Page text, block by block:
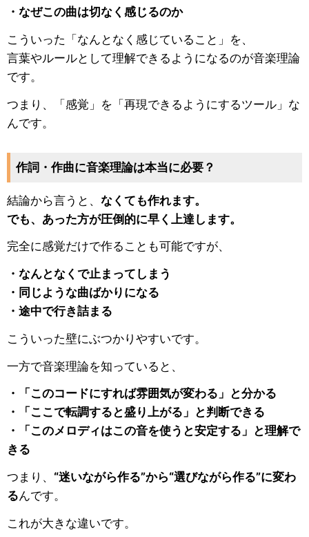
・なぜこの曲は切なく感じるのか
こういった「なんとなく感じていること」を、
言葉やルールとして理解できるようになるのが音楽理論
です。
つまり、「感覚」を「再現できるようにするツール」な
んです。
作詞・作曲に音楽理論は本当に必要？
結論から言うと、 なくても作れます。
でも、あった方が圧倒的に早く上達します。
完全に感覚だけで作ることも可能ですが、
・なんとなくで止まってしまう
・同じような曲ばかりになる
・途中で行き詰まる
こういった壁にぶつかりやすいです。
一方で音楽理論を知っていると、
・「このコードにすれば雰囲気が変わる」と分かる
・「ここで転調すると盛り上がる」と判断できる
・「このメロディはこの音を使うと安定する」と理解で
きる
つまり、 “迷いながら作る”から“選びながら作る”に変わ
るんです。
これが大きな違いです。